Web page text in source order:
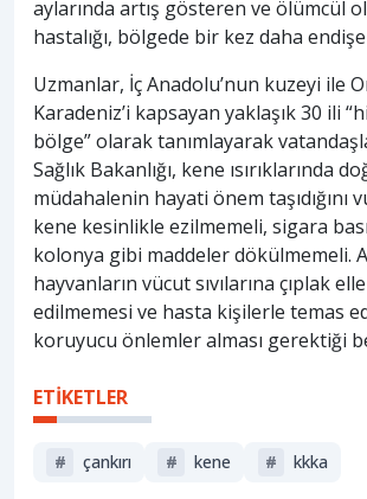
aylarında artış gösteren ve ölümcül
hastalığı, bölgede bir kez daha
Uzmanlar, İç Anadolu’nun kuzeyi ile
Karadeniz’i kapsayan yaklaşık 30 ili
bölge” olarak tanımlayarak
Sağlık Bakanlığı, kene ısırıklarında
müdahalenin hayati önem taşıdığını
kene kesinlikle ezilmemeli, sigara
kolonya gibi maddeler dökülmemeli.
hayvanların vücut sıvılarına çıplak
edilmemesi ve hasta kişilerle temas
koruyucu önlemler alması gerektiği
ETİKETLER
# çankırı # kene # kkka